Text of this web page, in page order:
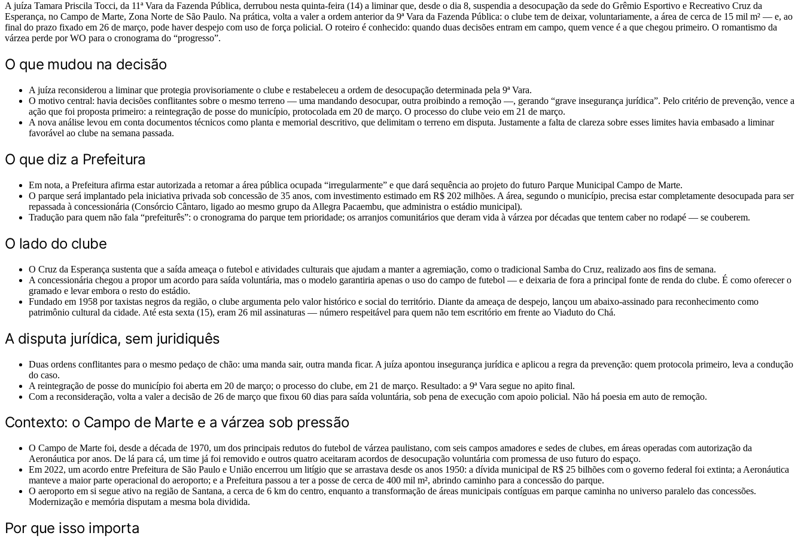
A juíza Tamara Priscila Tocci, da 11ª Vara da Fazenda Pública, derrubou nesta quinta-feira (14) a liminar que, desde o dia 8, suspendia a desocupação da sede do Grêmio Esportivo e Recreativo Cruz da
Esperança, no Campo de Marte, Zona Norte de São Paulo. Na prática, volta a valer a ordem anterior da 9ª Vara da Fazenda Pública: o clube tem de deixar, voluntariamente, a área de cerca de 15 mil m² — e, ao
final do prazo fixado em 26 de março, pode haver despejo com uso de força policial. O roteiro é conhecido: quando duas decisões entram em campo, quem vence é a que chegou primeiro. O romantismo da
várzea perde por WO para o cronograma do “progresso”.
O que mudou na decisão
A juíza reconsiderou a liminar que protegia provisoriamente o clube e restabeleceu a ordem de desocupação determinada pela 9ª Vara.
O motivo central: havia decisões conflitantes sobre o mesmo terreno — uma mandando desocupar, outra proibindo a remoção —, gerando “grave insegurança jurídica”. Pelo critério de prevenção, vence a
ação que foi proposta primeiro: a reintegração de posse do município, protocolada em 20 de março. O processo do clube veio em 21 de março.
A nova análise levou em conta documentos técnicos como planta e memorial descritivo, que delimitam o terreno em disputa. Justamente a falta de clareza sobre esses limites havia embasado a liminar
favorável ao clube na semana passada.
O que diz a Prefeitura
Em nota, a Prefeitura afirma estar autorizada a retomar a área pública ocupada “irregularmente” e que dará sequência ao projeto do futuro Parque Municipal Campo de Marte.
O parque será implantado pela iniciativa privada sob concessão de 35 anos, com investimento estimado em R$ 202 milhões. A área, segundo o município, precisa estar completamente desocupada para ser
repassada à concessionária (Consórcio Cântaro, ligado ao mesmo grupo da Allegra Pacaembu, que administra o estádio municipal).
Tradução para quem não fala “prefeiturês”: o cronograma do parque tem prioridade; os arranjos comunitários que deram vida à várzea por décadas que tentem caber no rodapé — se couberem.
O lado do clube
O Cruz da Esperança sustenta que a saída ameaça o futebol e atividades culturais que ajudam a manter a agremiação, como o tradicional Samba do Cruz, realizado aos fins de semana.
A concessionária chegou a propor um acordo para saída voluntária, mas o modelo garantiria apenas o uso do campo de futebol — e deixaria de fora a principal fonte de renda do clube. É como oferecer o
gramado e levar embora o resto do estádio.
Fundado em 1958 por taxistas negros da região, o clube argumenta pelo valor histórico e social do território. Diante da ameaça de despejo, lançou um abaixo-assinado para reconhecimento como
patrimônio cultural da cidade. Até esta sexta (15), eram 26 mil assinaturas — número respeitável para quem não tem escritório em frente ao Viaduto do Chá.
A disputa jurídica, sem juridiquês
Duas ordens conflitantes para o mesmo pedaço de chão: uma manda sair, outra manda ficar. A juíza apontou insegurança jurídica e aplicou a regra da prevenção: quem protocola primeiro, leva a condução
do caso.
A reintegração de posse do município foi aberta em 20 de março; o processo do clube, em 21 de março. Resultado: a 9ª Vara segue no apito final.
Com a reconsideração, volta a valer a decisão de 26 de março que fixou 60 dias para saída voluntária, sob pena de execução com apoio policial. Não há poesia em auto de remoção.
Contexto: o Campo de Marte e a várzea sob pressão
O Campo de Marte foi, desde a década de 1970, um dos principais redutos do futebol de várzea paulistano, com seis campos amadores e sedes de clubes, em áreas operadas com autorização da
Aeronáutica por anos. De lá para cá, um time já foi removido e outros quatro aceitaram acordos de desocupação voluntária com promessa de uso futuro do espaço.
Em 2022, um acordo entre Prefeitura de São Paulo e União encerrou um litígio que se arrastava desde os anos 1950: a dívida municipal de R$ 25 bilhões com o governo federal foi extinta; a Aeronáutica
manteve a maior parte operacional do aeroporto; e a Prefeitura passou a ter a posse de cerca de 400 mil m², abrindo caminho para a concessão do parque.
O aeroporto em si segue ativo na região de Santana, a cerca de 6 km do centro, enquanto a transformação de áreas municipais contíguas em parque caminha no universo paralelo das concessões.
Modernização e memória disputam a mesma bola dividida.
Por que isso importa